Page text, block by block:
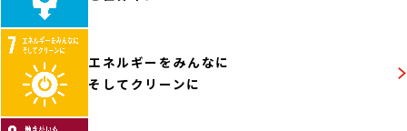
エネルギーをみんなに
そしてクリーンに